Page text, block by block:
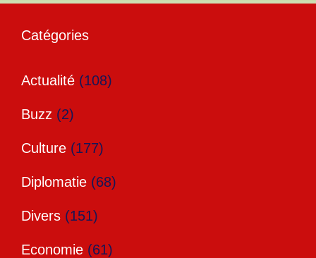
Catégories
Actualité (108)
Buzz (2)
Culture (177)
Diplomatie (68)
Divers (151)
Economie (61)